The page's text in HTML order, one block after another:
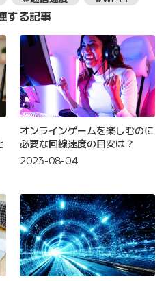
する記事
オンラインゲームを楽しむのに
必要な回線速度の目安は？
2023-08-04